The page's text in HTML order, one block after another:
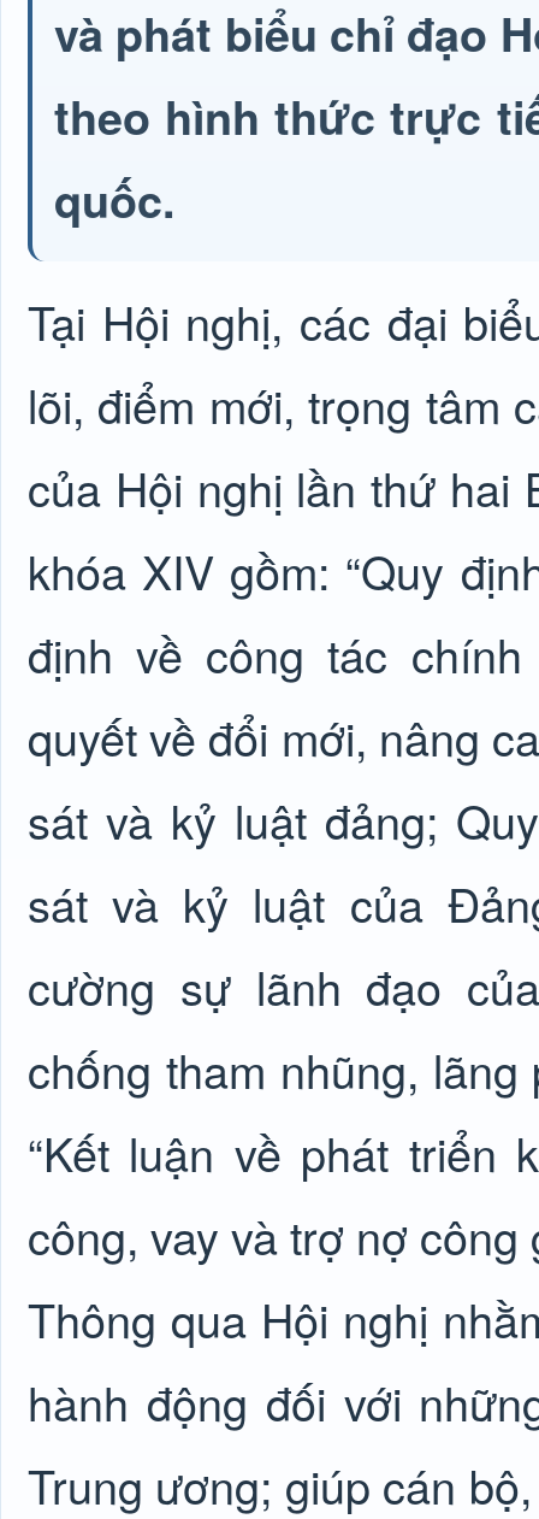
và phát biểu chỉ đạo
theo hình thức trực
quốc.
Tại Hội nghị, các đại
lõi, điểm mới, trọng tâm
của Hội nghị lần thứ hai
khóa XIV gồm: “Quy
định về công tác
quyết về đổi mới, nâng
sát và kỷ luật đảng;
sát và kỷ luật của
cường sự lãnh đạo
chống tham nhũng,
“Kết luận về phát triển
công, vay và trợ nợ
Thông qua Hội nghị
hành động đối với
Trung ương; giúp cán